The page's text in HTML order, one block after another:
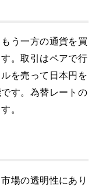
う一方の通貨を買
。取引はペアで行
を売って日本円を
す。為替レートの
。
場の透明性にあり